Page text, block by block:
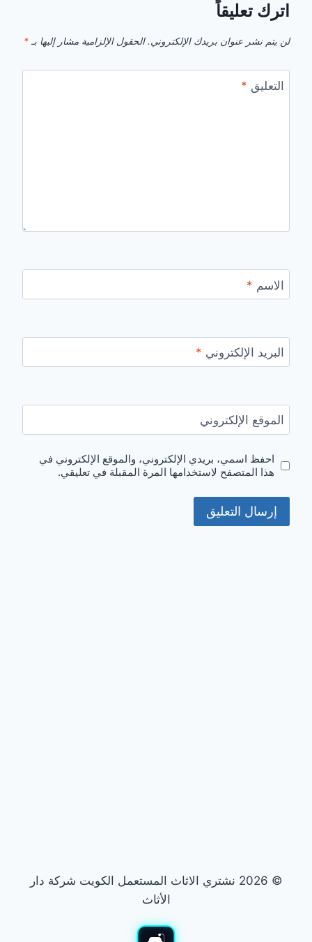
اترك تعليقاً
لن يتم نشر عنوان بريدك الإلكتروني. الحقول الإلزامية مشار إليها بـ *
التعليق *
الاسم *
البريد الإلكتروني *
الموقع الإلكتروني
احفظ اسمي، بريدي الإلكتروني، والموقع الإلكتروني في
هذا المتصفح لاستخدامها المرة المقبلة في تعليقي.
© 2026 نشتري الاثاث المستعمل الكويت شركة دار
الأثاث